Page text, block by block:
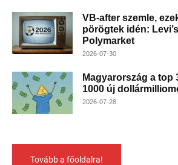
VB-after szemle,
pörögtek idén:
Polymarket
2026-07-30
Magyarország a top
1000 új
2026-07-28
Tovább a főoldalra!